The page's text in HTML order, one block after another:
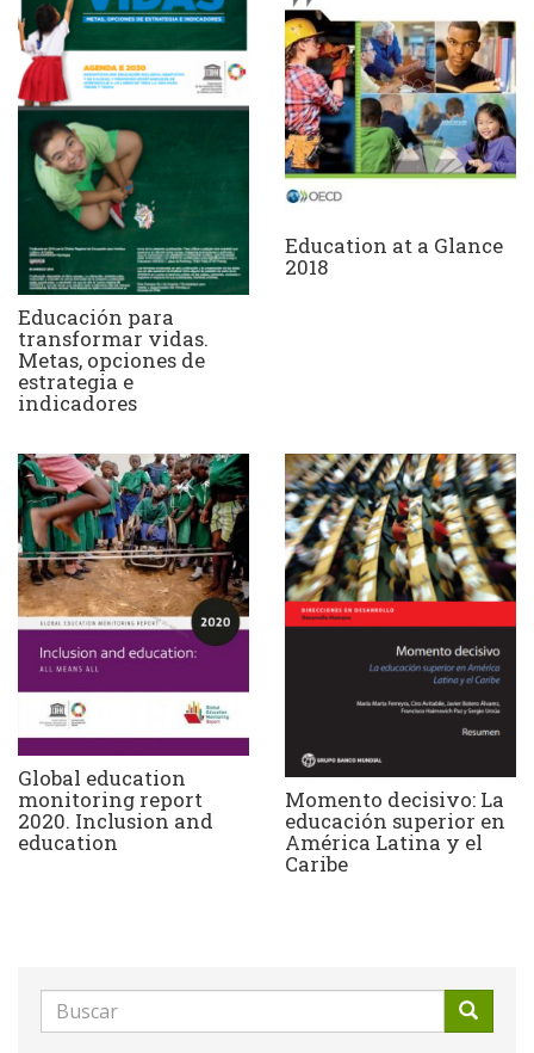
Educación para
transformar vidas.
Metas, opciones de
estrategia e
indicadores
Education at a Glance
2018
Global education
monitoring report
2020. Inclusion and
education
Momento decisivo: La
educación superior en
América Latina y el
Caribe
Formulario
de